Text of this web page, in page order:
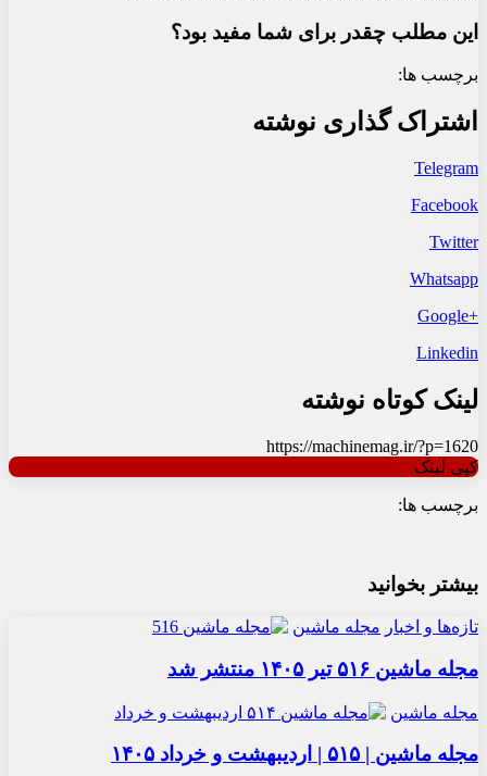
این مطلب چقدر برای شما مفید بود؟
برچسب ها:
اشتراک گذاری نوشته
Telegram
Facebook
Twitter
Whatsapp
+Google
Linkedin
لینک کوتاه نوشته
https://machinemag.ir/?p=1620
کپی لینک
برچسب ها:
بیشتر بخوانید
تازه‌ها و اخبار مجله ماشین
مجله ماشین ۵۱۶ تیر ۱۴۰۵ منتشر شد
مجله ماشین
مجله ماشین | ۵۱۵ | اردیبهشت و خرداد ۱۴۰۵